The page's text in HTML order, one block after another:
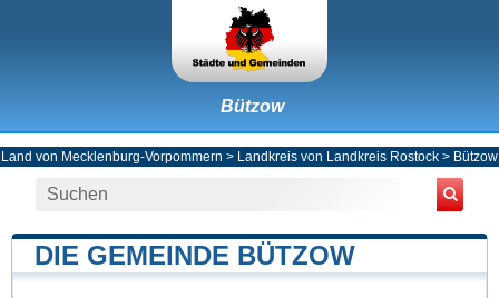
Bützow
Land von Mecklenburg-Vorpommern > Landkreis von Landkreis Rostock > Bützow
DIE GEMEINDE BÜTZOW